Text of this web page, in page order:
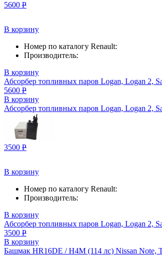
5600 Р
В корзину
Номер по каталогу Renault:
Производитель:
В корзину
Абсорбер топливных паров Logan, Logan 2,
5600 Р
В корзину
Абсорбер топливных паров Logan, Logan 2,
3500 Р
В корзину
Номер по каталогу Renault:
Производитель:
В корзину
Абсорбер топливных паров Logan, Logan 2,
3500 Р
В корзину
Башмак HR16DE / H4M (114 лс) Nissan Note,